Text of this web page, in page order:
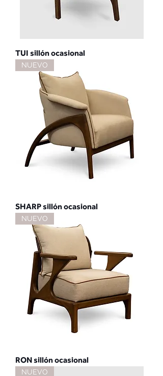
TUI sillón ocasional
NUEVO
SHARP sillón ocasional
NUEVO
RON sillón ocasional
NUEVO